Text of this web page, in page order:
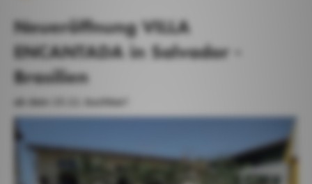
Neueröffnung VILLA
ENCANTADA in Salvador -
Brasilien
ab dem 15.11. buchbar!